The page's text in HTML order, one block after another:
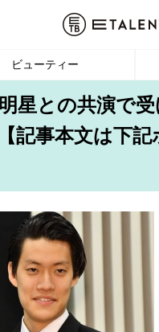
ビューティー
星との共演で
記事本文は下記